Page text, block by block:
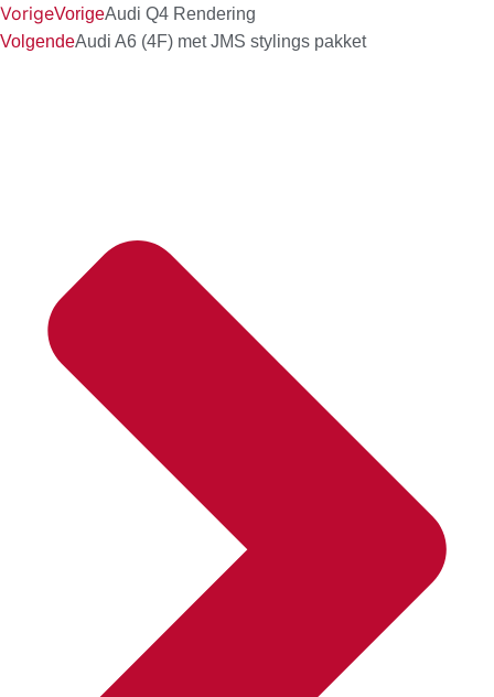
VorigeVorigeAudi Q4 Rendering
VolgendeAudi A6 (4F) met JMS stylings pakket